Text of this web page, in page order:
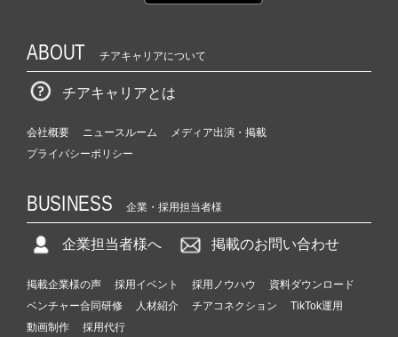
ABOUT チアキャリアについて
チアキャリアとは
会社概要 ニュースルーム
メディア出演・掲載
プライバシーポリシー
BUSINESS 企業・採用担当者様
企業担当者様へ 掲載のお問い合わせ
掲載企業様の声 採用イベント 採用ノウハウ
資料ダウンロード
ベンチャー合同研修
人材紹介 チアコネクション
TikTok運用
動画制作
採用代行